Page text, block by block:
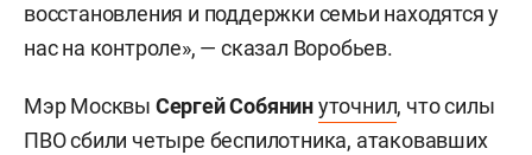
восстановления и поддержки семьи находятся у
нас на контроле», — сказал Воробьев.
Мэр Москвы Сергей Собянинуточнил, что силы
ПВО сбили четыре беспилотника, атаковавших